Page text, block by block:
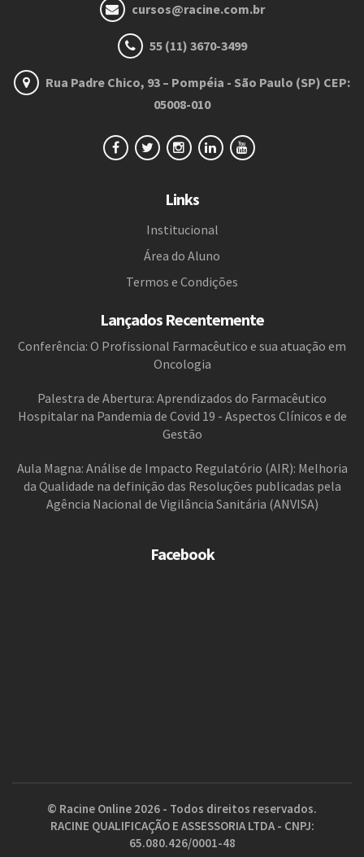
cursos@racine.com.br
55 (11) 3670-3499
Rua Padre Chico, 93 – Pompéia - São Paulo (SP) CEP:
05008-010
Links
Institucional
Área do Aluno
Termos e Condições
Lançados Recentemente
Conferência: O Profissional Farmacêutico e sua atuação em
Oncologia
Palestra de Abertura: Aprendizados do Farmacêutico
Hospitalar na Pandemia de Covid 19 - Aspectos Clínicos e de
Gestão
Aula Magna: Análise de Impacto Regulatório (AIR): Melhoria
da Qualidade na definição das Resoluções publicadas pela
Agência Nacional de Vigilância Sanitária (ANVISA)
Facebook
© Racine Online 2026 - Todos direitos reservados.
RACINE QUALIFICAÇÃO E ASSESSORIA LTDA - CNPJ:
65.080.426/0001-48